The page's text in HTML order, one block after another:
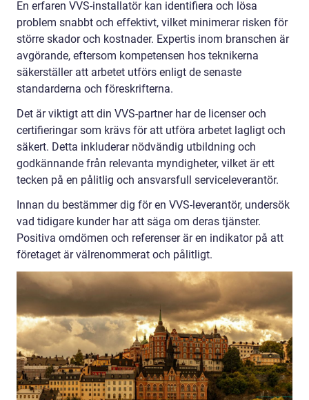
En erfaren VVS-installatör kan identifiera och lösa
problem snabbt och effektivt, vilket minimerar risken för
större skador och kostnader. Expertis inom branschen är
avgörande, eftersom kompetensen hos teknikerna
säkerställer att arbetet utförs enligt de senaste
standarderna och föreskrifterna.
Det är viktigt att din VVS-partner har de licenser och
certifieringar som krävs för att utföra arbetet lagligt och
säkert. Detta inkluderar nödvändig utbildning och
godkännande från relevanta myndigheter, vilket är ett
tecken på en pålitlig och ansvarsfull serviceleverantör.
Innan du bestämmer dig för en VVS-leverantör, undersök
vad tidigare kunder har att säga om deras tjänster.
Positiva omdömen och referenser är en indikator på att
företaget är välrenommerat och pålitligt.